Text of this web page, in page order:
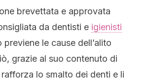
brevettata e approvata
da dentisti e igienisti
previene le cause dell’alito
grazie al suo contenuto di
lo smalto dei denti e li